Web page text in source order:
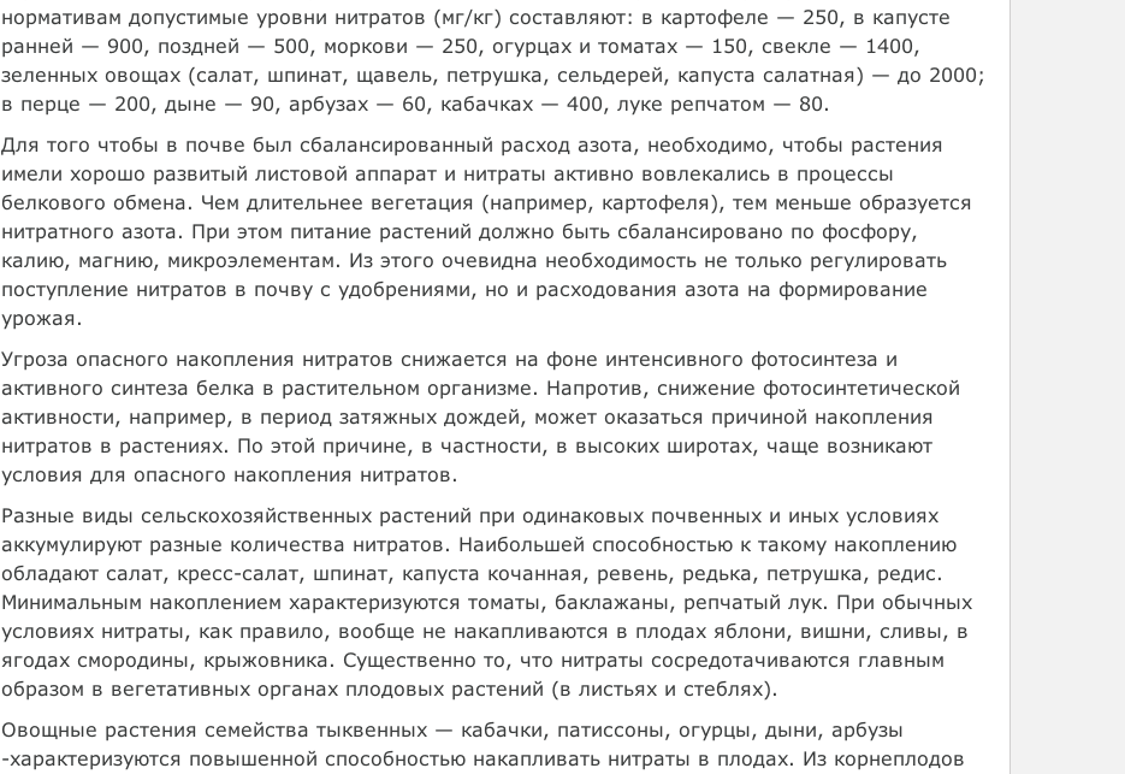
нормативам допустимые уровни нитратов (мг/кг) составляют: в картофеле — 250, в капусте
ранней — 900, поздней — 500, моркови — 250, огурцах и томатах — 150, свекле — 1400,
зеленных овощах (салат, шпинат, щавель, петрушка, сельдерей, капуста салатная) — до 2000;
в перце — 200, дыне — 90, арбузах — 60, кабачках — 400, луке репчатом — 80.
Для того чтобы в почве был сбалансированный расход азота, необходимо, чтобы растения
имели хорошо развитый листовой аппарат и нитраты активно вовлекались в процессы
белкового обмена. Чем длительнее вегетация (например, картофеля), тем меньше образуется
нитратного азота. При этом питание растений должно быть сбалансировано по фосфору,
калию, магнию, микроэлементам. Из этого очевидна необходимость не только регулировать
поступление нитратов в почву с удобрениями, но и расходования азота на формирование
урожая.
Угроза опасного накопления нитратов снижается на фоне интенсивного фотосинтеза и
активного синтеза белка в растительном организме. Напротив, снижение фотосинтетической
активности, например, в период затяжных дождей, может оказаться причиной накопления
нитратов в растениях. По этой причине, в частности, в высоких широтах, чаще возникают
условия для опасного накопления нитратов.
Разные виды сельскохозяйственных растений при одинаковых почвенных и иных условиях
аккумулируют разные количества нитратов. Наибольшей способностью к такому накоплению
обладают салат, кресс-салат, шпинат, капуста кочанная, ревень, редька, петрушка, редис.
Минимальным накоплением характеризуются томаты, баклажаны, репчатый лук. При обычных
условиях нитраты, как правило, вообще не накапливаются в плодах яблони, вишни, сливы, в
ягодах смородины, крыжовника. Существенно то, что нитраты сосредотачиваются главным
образом в вегетативных органах плодовых растений (в листьях и стеблях).
Овощные растения семейства тыквенных — кабачки, патиссоны, огурцы, дыни, арбузы
-характеризуются повышенной способностью накапливать нитраты в плодах. Из корнеплодов